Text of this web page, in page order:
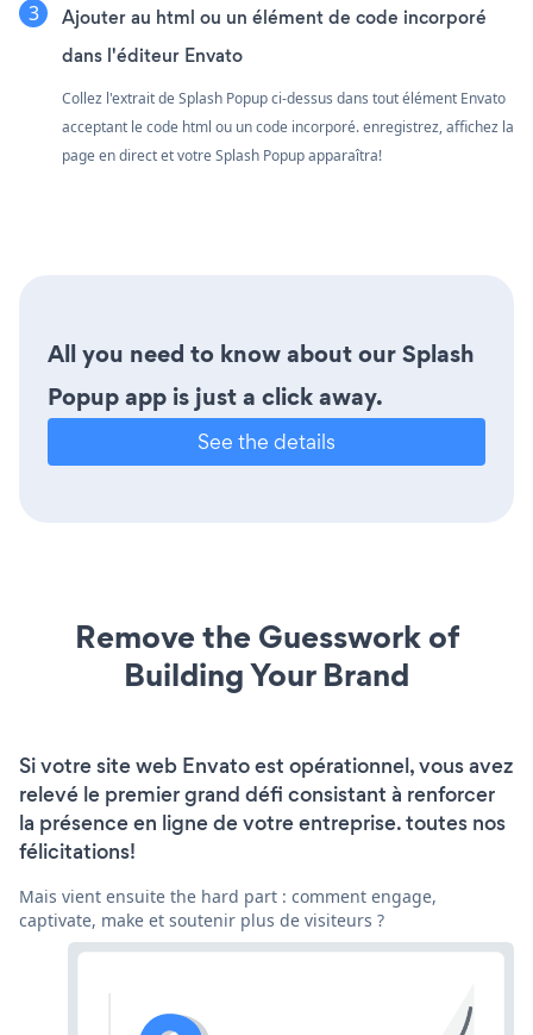
Ajouter au html ou un élément de code incorporé
dans l'éditeur Envato
Collez l'extrait de Splash Popup ci-dessus dans tout élément Envato
acceptant le code html ou un code incorporé. enregistrez, affichez la
page en direct et votre Splash Popup apparaîtra!
All you need to know about our Splash
Popup app is just a click away.
See the details
Remove the Guesswork of
Building Your Brand
Si votre site web Envato est opérationnel, vous avez
relevé le premier grand défi consistant à renforcer
la présence en ligne de votre entreprise. toutes nos
félicitations!
Mais vient ensuite the hard part : comment engage,
captivate, make et soutenir plus de visiteurs ?